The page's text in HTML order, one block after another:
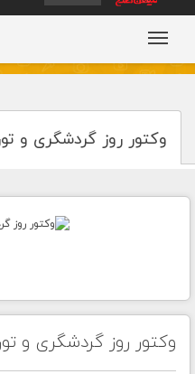
وکتور روز گردشگری و
وکتور روز گردشگری و